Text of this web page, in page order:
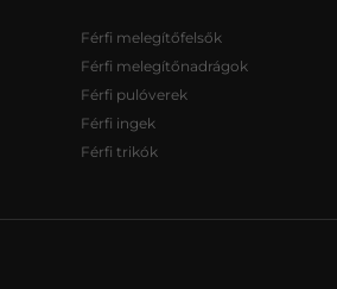
Férfi melegítőfelsők
Férfi melegítőnadrágok
Férfi pulóverek
Férfi ingek
Férfi trikók